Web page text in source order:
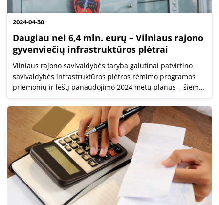
2024-04-30
Daugiau nei 6,4 mln. eurų – Vilniaus rajono
gyvenviečių infrastruktūros plėtrai
Vilniaus rajono savivaldybės taryba galutinai patvirtino
savivaldybės infrastruktūros plėtros rėmimo programos
priemonių ir lėšų panaudojimo 2024 metų planus – šiemet
į rajono gyvenviečių infrastruktūros plėtrą bus investuota
daugiau nei 6 mln....